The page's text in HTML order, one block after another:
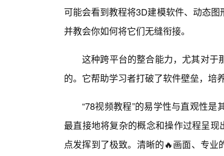
可能会看到教程将3D建模软件、动态
并教会你如何将它们无缝衔接。
这种跨平台的整合能力，尤其对于
的。它帮助学习者打破了软件壁垒，培
“78视频教程”的易学性与直观性
最直接地将复杂的概念和操作过程呈现
点发挥到了极致。清晰的🔥画面、专